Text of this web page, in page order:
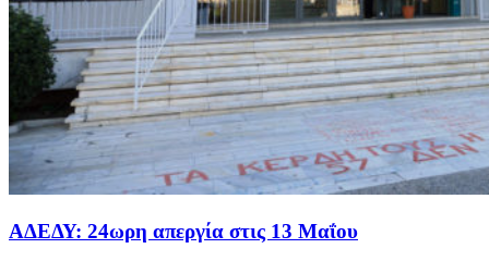
ΑΔΕΔΥ: 24ωρη απεργία στις 13 Μαΐου